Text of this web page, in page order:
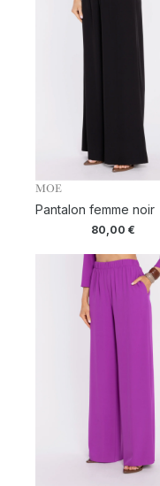
MOE
Pantalon femme noir
80,00 €